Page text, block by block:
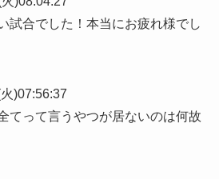
試合でした！本当にお疲れ様でし
)07:56:37
てって言うやつが居ないのは何故